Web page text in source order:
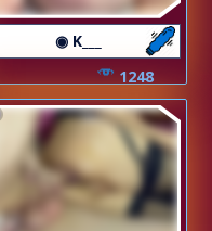
◉ K___
1248